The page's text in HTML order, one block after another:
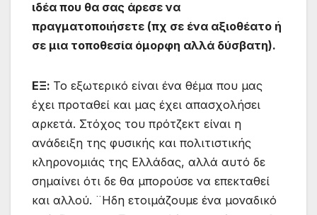
ιδέα που θα σας άρεσε να
πραγματοποιήσετε (πχ σε ένα αξιοθέατο ή
σε μια τοποθεσία όμορφη αλλά δύσβατη).
ΕΞ: Το εξωτερικό είναι ένα θέμα που μας
έχει προταθεί και μας έχει απασχολήσει
αρκετά. Στόχος του πρότζεκτ είναι η
ανάδειξη της φυσικής και πολιτιστικής
κληρονομιάς της Ελλάδας, αλλά αυτό δε
σημαίνει ότι δε θα μπορούσε να επεκταθεί
και αλλού. ¨Ηδη ετοιμάζουμε ένα μοναδικό